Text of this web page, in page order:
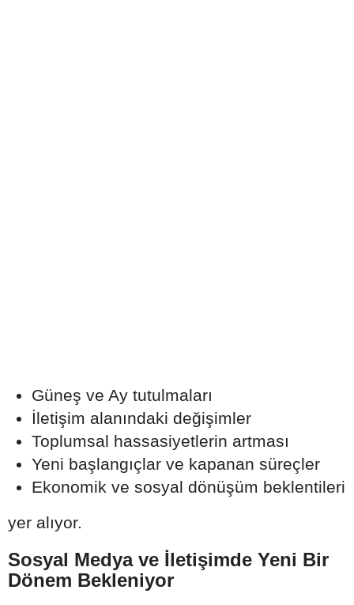
Güneş ve Ay tutulmaları
İletişim alanındaki değişimler
Toplumsal hassasiyetlerin artması
Yeni başlangıçlar ve kapanan süreçler
Ekonomik ve sosyal dönüşüm beklentileri
yer alıyor.
Sosyal Medya ve İletişimde Yeni Bir
Dönem Bekleniyor